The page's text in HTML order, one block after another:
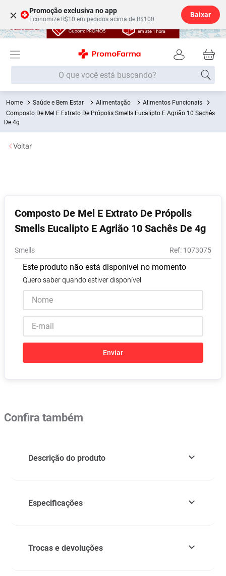
× Promoção exclusiva no app
Economize R$10 em pedidos acima de R$100
Baixar
O que você está buscando?
Saúde e Bem Estar Alimentação
Alimentos Funcionais
Composto De Mel E Extrato De Própolis Smells Eucalipto E Agrião 10 Sachês
De 4g
Composto De Mel E Extrato De Própolis
Smells Eucalipto E Agrião 10 Sachês De 4g
Smells : 1073075
Este produto não está disponível no momento
Quero saber quando estiver disponível
Enviar
Voltar
Confira também
Descrição do produto
Especificações
Trocas e devoluções
Termos mais buscados
º Shampoo
9º
10º Lavitan